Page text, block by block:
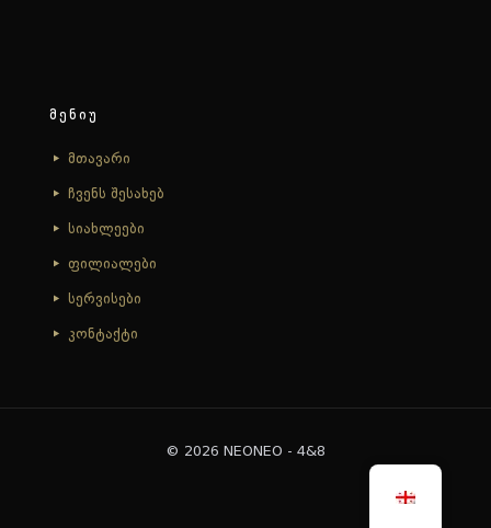
მენიუ
მთავარი
ჩვენს შესახებ
სიახლეები
ფილიალები
სერვისები
კონტაქტი
© 2026 NEONEO - 4&8